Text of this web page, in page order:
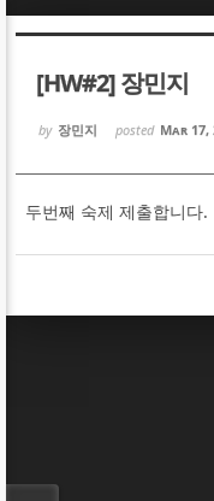
[HW#2] 장민지
by 장민지 posted Mar 17,
두번째 숙제 제출합니다.